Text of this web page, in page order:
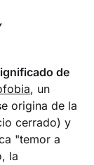
de
, un
origina de la
cerrado) y
"temor a
la